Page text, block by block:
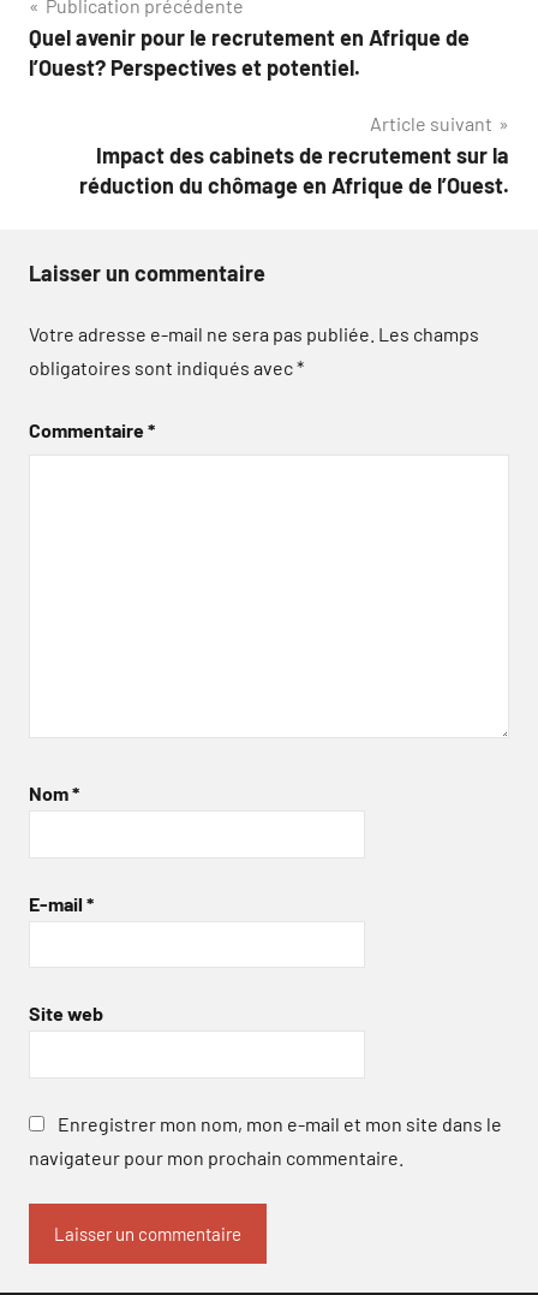
Navigation
de
Publication précédente
Quel avenir pour le recrutement en Afrique de
l’Ouest? Perspectives et potentiel.
Article suivant
Impact des cabinets de recrutement sur la
réduction du chômage en Afrique de l’Ouest.
Laisser un commentaire
Votre adresse e-mail ne sera pas publiée. Les champs
obligatoires sont indiqués avec*
Commentaire*
Nom*
E-mail *
Site web
Enregistrer mon nom, mon e-mail et mon site dans le
navigateur pour mon prochain commentaire.